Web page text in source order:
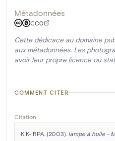
Métadonnées
CC0
Cette dédicace au domaine
aux métadonnées. Les
avoir leur propre licence ou
COMMENT CITER
Citation
KIK-IRPA. (2003). lampe à huile -